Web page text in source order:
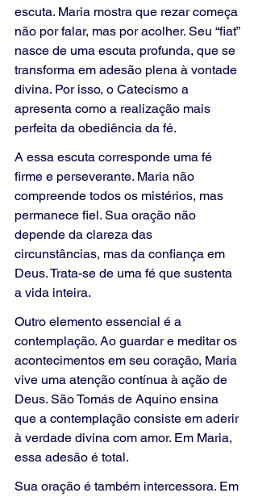
escuta. Maria mostra que rezar começa
não por falar, mas por acolher. Seu “fiat”
nasce de uma escuta profunda, que se
transforma em adesão plena à vontade
divina. Por isso, o Catecismo a
apresenta como a realização mais
perfeita da obediência da fé.
A essa escuta corresponde uma fé
firme e perseverante. Maria não
compreende todos os mistérios, mas
permanece fiel. Sua oração não
depende da clareza das
circunstâncias, mas da confiança em
Deus. Trata-se de uma fé que sustenta
a vida inteira.
Outro elemento essencial é a
contemplação. Ao guardar e meditar os
acontecimentos em seu coração, Maria
vive uma atenção contínua à ação de
Deus. São Tomás de Aquino ensina
que a contemplação consiste em aderir
à verdade divina com amor. Em Maria,
essa adesão é total.
Sua oração é também intercessora. Em